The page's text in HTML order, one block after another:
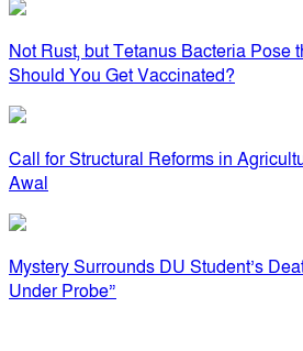
Not Rust, but Tetanus Bacteria Pose
Should You Get Vaccinated?
Call for Structural Reforms in
Awal
Mystery Surrounds DU Student’s
Under Probe”